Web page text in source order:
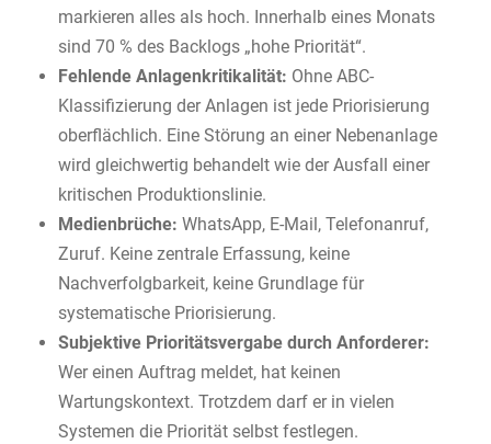
markieren alles als hoch. Innerhalb eines Monats
sind 70 % des Backlogs „hohe Priorität“.
Fehlende Anlagenkritikalität: Ohne ABC-
Klassifizierung der Anlagen ist jede Priorisierung
oberflächlich. Eine Störung an einer Nebenanlage
wird gleichwertig behandelt wie der Ausfall einer
kritischen Produktionslinie.
Medienbrüche: WhatsApp, E-Mail, Telefonanruf,
Zuruf. Keine zentrale Erfassung, keine
Nachverfolgbarkeit, keine Grundlage für
systematische Priorisierung.
Subjektive Prioritätsvergabe durch Anforderer:
Wer einen Auftrag meldet, hat keinen
Wartungskontext. Trotzdem darf er in vielen
Systemen die Priorität selbst festlegen.